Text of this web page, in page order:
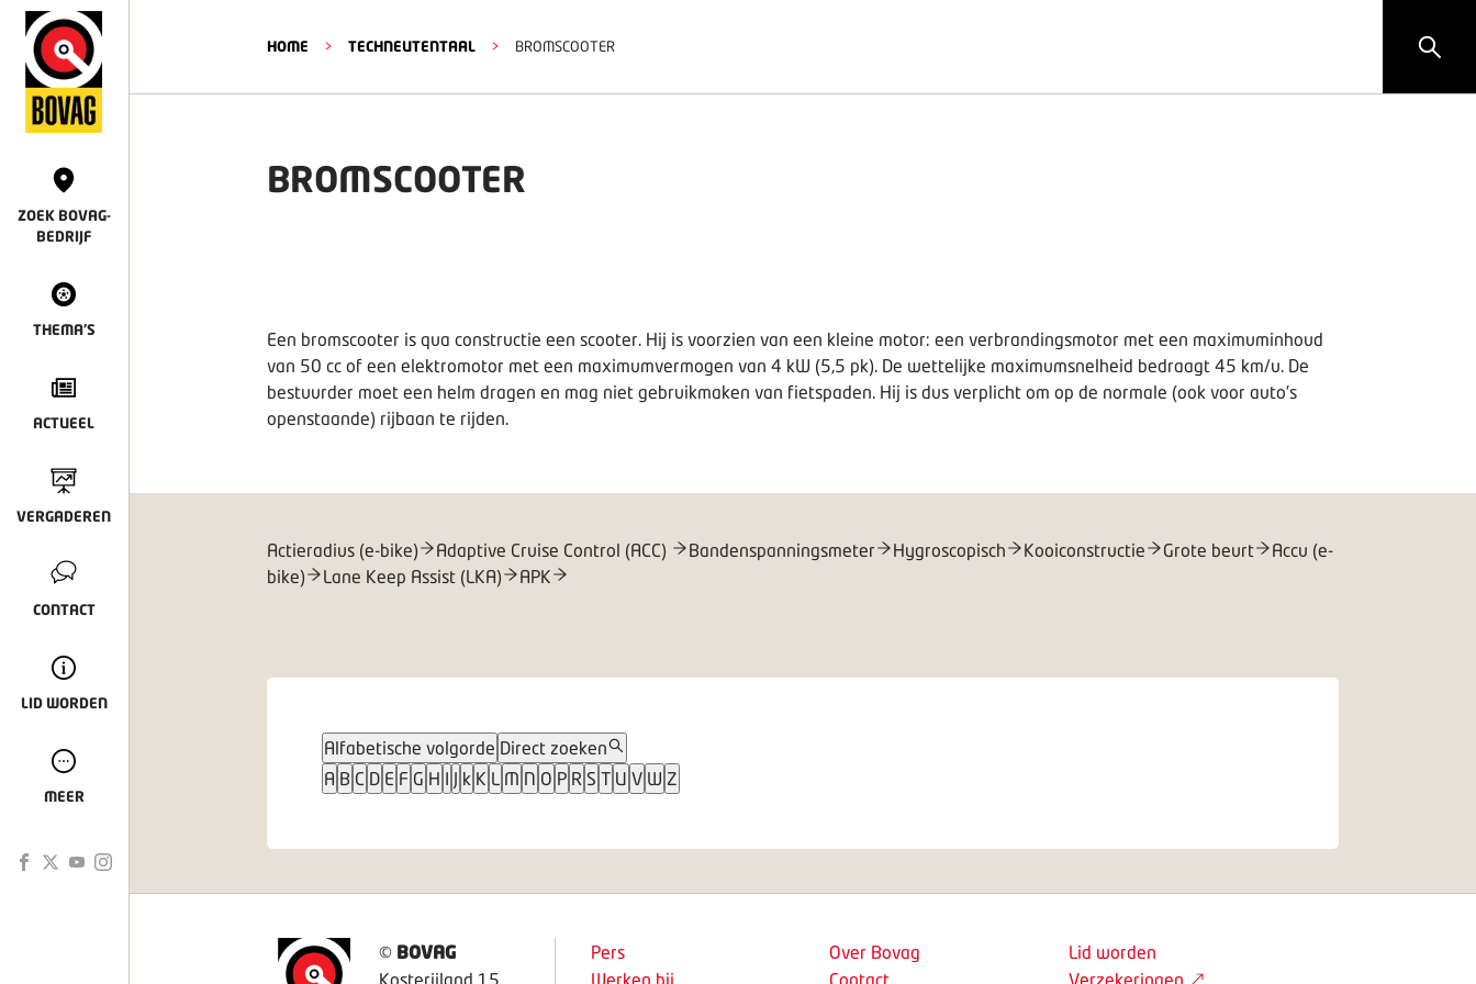
ZOEK BOVAG-
BEDRIJF
THEMA'S
ACTUEEL
VERGADEREN
CONTACT
LID WORDEN
MEER
HOME > TECHNEUTENTAAL > BROMSCOOTER
BROMSCOOTER
Een bromscooter is qua constructie een scooter. Hij is voorzien van een kleine motor: een verbrandingsmotor met een maximuminhoud
van 50 cc of een elektromotor met een maximumvermogen van 4 kW (5,5 pk). De wettelijke maximumsnelheid bedraagt 45 km/u. De
bestuurder moet een helm dragen en mag niet gebruikmaken van fietspaden. Hij is dus verplicht om op de normale (ook voor auto's
openstaande) rijbaan te rijden.
Actieradius (e-bike) Adaptive Cruise Control (ACC) Bandenspanningsmeter Hygroscopisch Kooiconstructie Grote beurt
Accu (e-
bike)
Lane Keep Assist (LKA) APK
Alfabetische volgorde Direct zoeken
A B C D E F G H I J k K L M N O P R S T U V W Z
© BOVAG
Kosterijland 15
Pers
Werken bij
Over Bovag
Contact
Lid worden
Verzekeringen